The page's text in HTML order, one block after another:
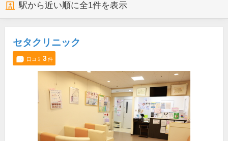
駅から近い順に全1件を表示
セタクリニック
口コミ 3件